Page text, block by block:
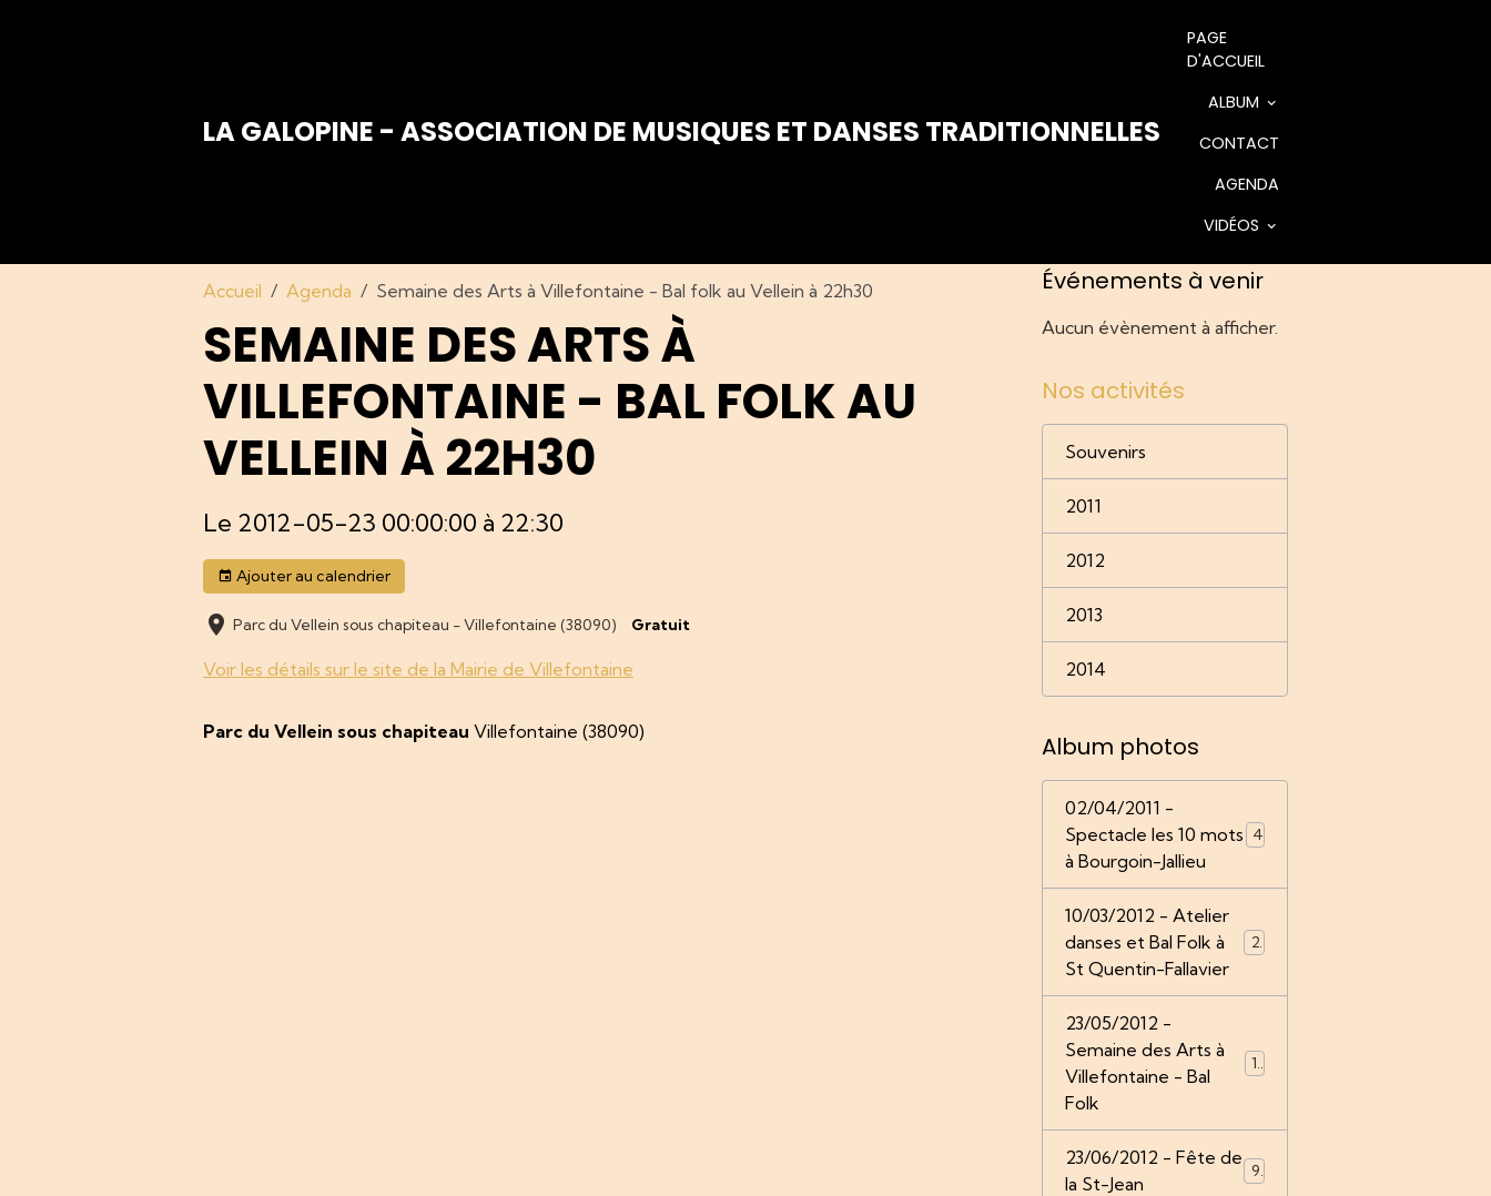
LA GALOPINE - ASSOCIATION DE MUSIQUES ET DANSES TRADITIONNELLES
PAGE
D'ACCUEIL
ALBUM
CONTACT
AGENDA
VIDÉOS
Accueil Agenda Semaine des Arts à Villefontaine - Bal folk au Vellein à 22h30
SEMAINE DES ARTS À
VILLEFONTAINE - BAL FOLK AU
VELLEIN À 22H30
Le 2012-05-23 00:00:00 à 22:30
Ajouter au calendrier
Parc du Vellein sous chapiteau - Villefontaine (38090) Gratuit
Voir les détails sur le site de la Mairie de Villefontaine
Parc du Vellein sous chapiteau Villefontaine (38090)
Événements à venir
Aucun évènement à afficher.
Nos activités
Souvenirs
2011
2012
2013
2014
Album photos
02/04/2011 -
Spectacle les 10 mots
à Bourgoin-Jallieu
10/03/2012 - Atelier
danses et Bal Folk à
St Quentin-Fallavier
22
23/05/2012 -
Semaine des Arts à
Villefontaine - Bal
Folk
12
23/06/2012 - Fête de
la St-Jean
9